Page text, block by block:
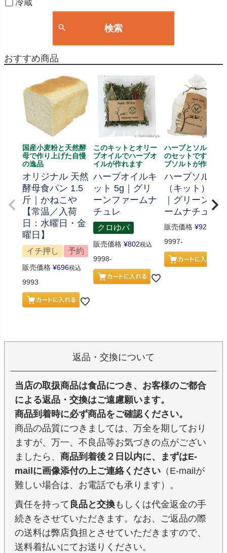
冷蔵
検索
おすすめ商品
国産小麦粉と天然酵
母で作り上げた自慢
の逸品
オリジナル 天然
酵母食パン 1.5
斤｜かねこや
【常温／入荷
日：水曜日・金
曜日】
イチ押し 予約
販売価格 ¥696税込
9993
このキットとオリー
ブオイルでハーブオ
イルが作れます
ハーブオイルキ
ット 5g｜グリ
ーンファームナ
チュレ
クロゆパ
販売価格 ¥802税込
9998-
ハーブとソルト、
のセットです、ハ
ブソルトが作れま
ハーブソルト
（キット） 70g
｜グリーンフ
ームナチュレ
販売価格 ¥926
9997-
返品・交換について
当店の取扱商品は食品につき、お客様のご都合
による返品・交換はご遠慮願います。
商品到着時に必ず商品をご確認ください。
商品の品質につきましては、万全を期しており
ますが、万一、不良品等お気づきの点がござい
ましたら、 商品到着後２日以内に、まずはE-
mailに画像添付の上ご連絡ください （E-mailが
難しい場合は、お電話でも承ります）。
責任を持って 良品と交換もしくは代金返金の手
続きをさせていただきます。なお、ご返品の際
の送料は弊店負担とさせていただきますので、
送料着払いにてお送りください。